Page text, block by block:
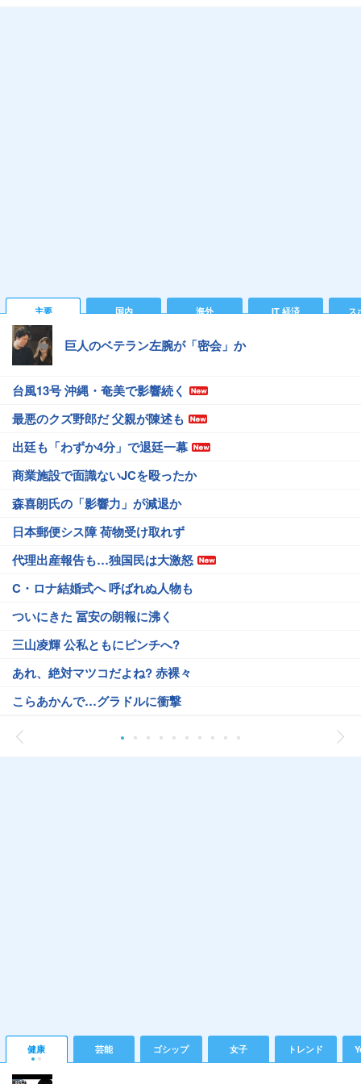
主要 国内 海外 IT 経済 ス
巨人のベテラン左腕が「密会」か
台風13号 沖縄・奄美で影響続く
最悪のクズ野郎だ 父親が陳述も
出廷も「わずか4分」で退廷一幕
商業施設で面識ないJCを殴ったか
森喜朗氏の「影響力」が減退か
日本郵便シス障 荷物受け取れず
代理出産報告も…独国民は大激怒
C・ロナ結婚式へ 呼ばれぬ人物も
ついにきた 冨安の朗報に沸く
三山凌輝 公私ともにピンチへ?
あれ、絶対マツコだよね? 赤裸々
こらあかんで…グラドルに衝撃
健康 芸能 ゴシップ 女子 トレンド